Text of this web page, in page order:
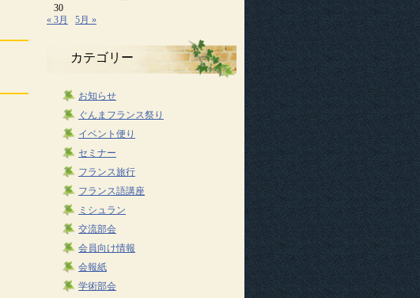
30
« 3月
5月 »
カテゴリー
お知らせ
ぐんまフランス祭り
イベント便り
セミナー
フランス旅行
フランス語講座
ミシュラン
交流部会
会員向け情報
会報紙
学術部会